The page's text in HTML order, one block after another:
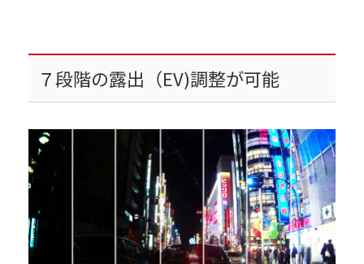
７段階の露出（EV)調整が可能